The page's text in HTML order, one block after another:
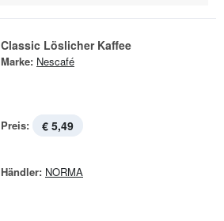
Classic Löslicher Kaffee
Marke: Nescafé
Preis: € 5,49
Händler: NORMA